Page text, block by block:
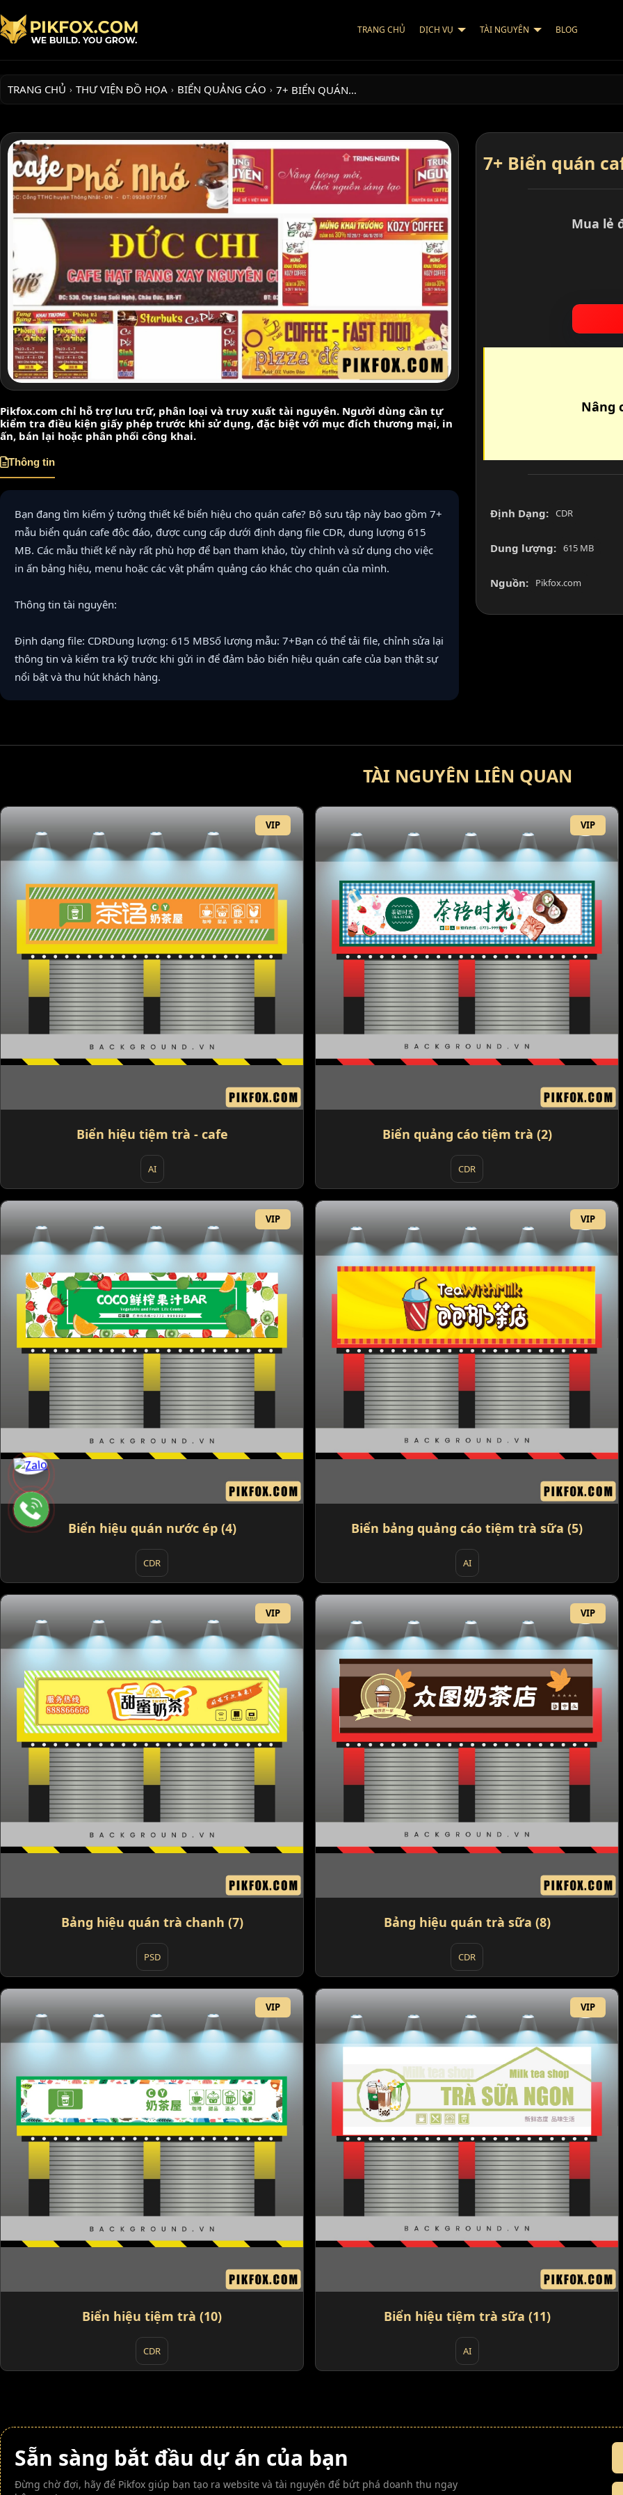
TRANG CHỦ DỊCH VỤ TÀI NGUYÊN BLOG
TRANG CHỦ › THƯ VIỆN ĐỒ HỌA › BIỂN QUẢNG CÁO › 7+ BIỂN QUÁN…
Pikfox.com chỉ hỗ trợ lưu trữ, phân loại và truy xuất tài nguyên. Người dùng cần tự
kiểm tra điều kiện giấy phép trước khi sử dụng, đặc biệt với mục đích thương mại, in
ấn, bán lại hoặc phân phối công khai.
Thông tin
Bạn đang tìm kiếm ý tưởng thiết kế biển hiệu cho quán cafe? Bộ sưu tập này bao gồm 7+
mẫu biển quán cafe độc đáo, được cung cấp dưới định dạng file CDR, dung lượng 615
MB. Các mẫu thiết kế này rất phù hợp để bạn tham khảo, tùy chỉnh và sử dụng cho việc
in ấn bảng hiệu, menu hoặc các vật phẩm quảng cáo khác cho quán của mình.
Thông tin tài nguyên:
Định dạng file: CDRDung lượng: 615 MBSố lượng mẫu: 7+Bạn có thể tải file, chỉnh sửa lại
thông tin và kiểm tra kỹ trước khi gửi in để đảm bảo biển hiệu quán cafe của bạn thật sự
nổi bật và thu hút khách hàng.
7+ Biển quán
Mua lẻ
Nâng
Định Dạng: CDR
Dung lượng: 615 MB
Nguồn: Pikfox.com
TÀI NGUYÊN LIÊN QUAN
VIP
Biển hiệu tiệm trà - cafe
AI
VIP
Biển quảng cáo tiệm trà (2)
CDR
VIP
Biển hiệu quán nước ép (4)
CDR
VIP
Biển bảng quảng cáo tiệm trà sữa (5)
AI
VIP
Bảng hiệu quán trà chanh (7)
PSD
VIP
Bảng hiệu quán trà sữa (8)
CDR
VIP
Biển hiệu tiệm trà (10)
CDR
VIP
Biển hiệu tiệm trà sữa (11)
AI
Sẵn sàng bắt đầu dự án của bạn
Đừng chờ đợi, hãy để Pikfox giúp bạn tạo ra website và tài nguyên để bứt phá doanh thu ngay